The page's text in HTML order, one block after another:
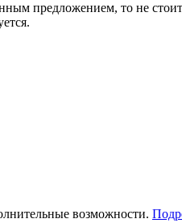
предложением, то не
возможности.